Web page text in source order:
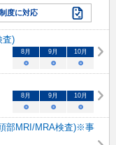
度に対応
査)
8月 9月 10月
○ ○ ○
8月 9月 10月
○ ○ ○
部MRI/MRA検査)※事